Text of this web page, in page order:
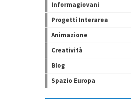
Informagiovani
Progetti Interarea
Animazione
Creatività
Blog
Spazio Europa